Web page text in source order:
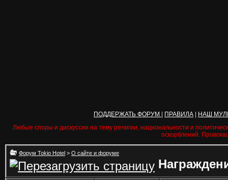
ПОДДЕРЖАТЬ ФОРУМ ПРАВИЛА
НАШ
Любые споры и дискуссии на тему религии, национальности и
оскорблений.
Форум Tokio Hotel > О сайте и форуме